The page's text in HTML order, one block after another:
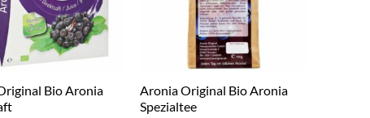
Bio Aronia
Aronia Original Bio Aronia
Spezialtee